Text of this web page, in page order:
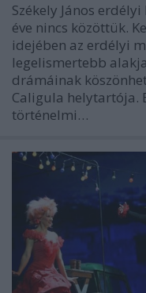
Székely János
éve nincs közöttük.
idejében az erdélyi
legelismertebb
drámáinak
Caligula helytartója.
történelmi…